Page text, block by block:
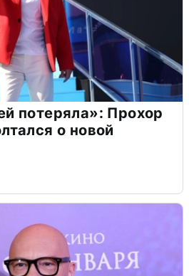
потеряла»: Прохор
о новой